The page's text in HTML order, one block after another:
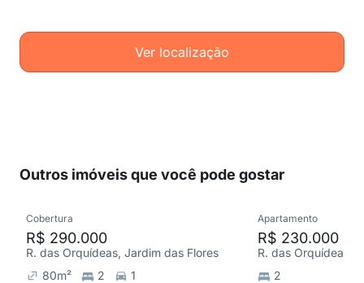
Ver localização
Outros imóveis que você pode gostar
Cobertura
R$ 290.000
R. das Orquídeas, Jardim das Flores
80m² 2
1
Apartamento
R$ 230.000
R. das Orquídeas,
2